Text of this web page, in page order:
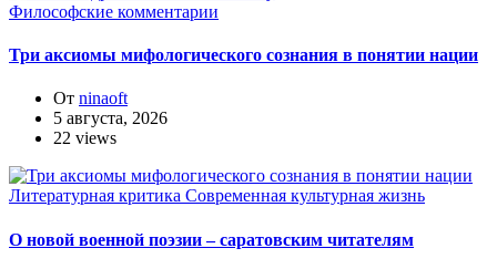
Философские комментарии
Три аксиомы мифологического сознания в понятии нации
От ninaoft
5 августа, 2026
22 views
Литературная критика Современная культурная жизнь
О новой военной поэзии – саратовским читателям